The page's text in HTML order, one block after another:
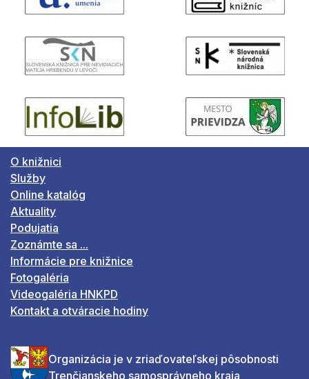
O knižnici
Služby
Online katalóg
Aktuality
Podujatia
Zoznámte sa ...
Informácie pre knižnice
Fotogaléria
Videogaléria HNKPD
Kontakt a otváracie hodiny
Organizácia je v zriaďovateľskej pôsobnosti
Trenčianskeho samosprávneho kraja